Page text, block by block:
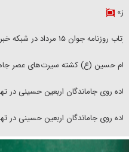
هرمز»
بازتاب روزنامه جوان ۱۵ مرداد در شبکه خبر
امام حسین (ع) کشته سیرت‌های عصر
پیاده روی جاماندگان اربعین حسینی در
پیاده روی جاماندگان اربعین حسینی در
فریاد‌ها و ناله‌های دوستان مبارزدلم را